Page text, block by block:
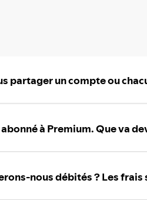
partager un compte ou
à Premium. Que va
nous débités ? Les